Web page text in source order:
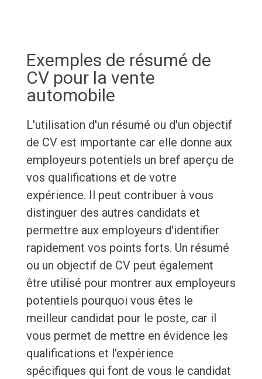
Exemples de résumé de
CV pour la vente
automobile
L'utilisation d'un résumé ou d'un objectif
de CV est importante car elle donne aux
employeurs potentiels un bref aperçu de
vos qualifications et de votre
expérience. Il peut contribuer à vous
distinguer des autres candidats et
permettre aux employeurs d'identifier
rapidement vos points forts. Un résumé
ou un objectif de CV peut également
être utilisé pour montrer aux employeurs
potentiels pourquoi vous êtes le
meilleur candidat pour le poste, car il
vous permet de mettre en évidence les
qualifications et l'expérience
spécifiques qui font de vous le candidat